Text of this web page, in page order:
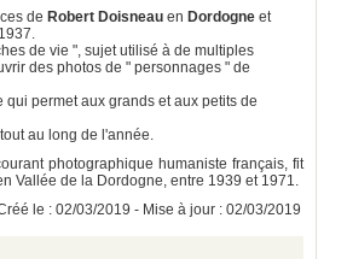
de Robert Doisneau en Dordogne et
de vie ", sujet utilisé à de multiples
des photos de " personnages " de
permet aux grands et aux petits de
au long de l'année.
photographique humaniste français, fit
Vallée de la Dordogne, entre 1939 et 1971.
le : 02/03/2019 - Mise à jour : 02/03/2019